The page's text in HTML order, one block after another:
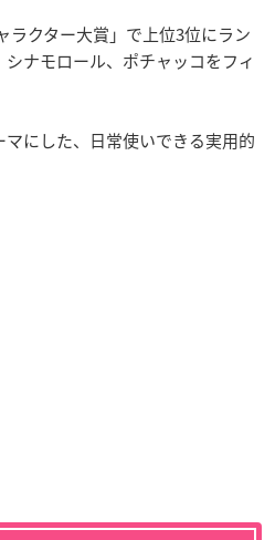
ラクター大賞」で上位3位にラン
ナモロール、ポチャッコをフィ
マにした、日常使いできる実用的